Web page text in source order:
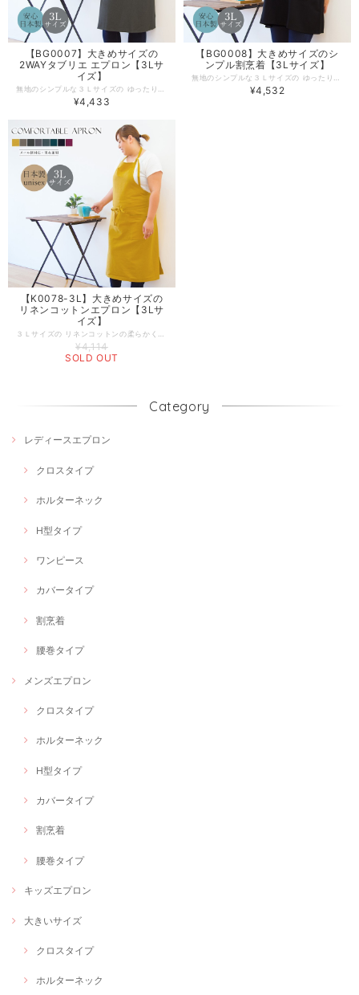
【BG0007】大きめサイズの
2WAYタブリエ エプロン【3Lサ
イズ】
¥4,433
【BG0008】大きめサイズのシ
ンプル割烹着【3Lサイズ】
¥4,532
【K0078-3L】大きめサイズの
リネンコットンエプロン【3Lサ
イズ】
¥4,114
SOLD OUT
Category
レディースエプロン
クロスタイプ
ホルターネック
H型タイプ
ワンピース
カバータイプ
割烹着
腰巻タイプ
メンズエプロン
クロスタイプ
ホルターネック
H型タイプ
カバータイプ
割烹着
腰巻タイプ
キッズエプロン
大きいサイズ
クロスタイプ
ホルターネック